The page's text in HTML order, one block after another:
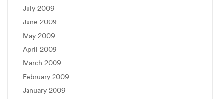
July 2009
June 2009
May 2009
April 2009
March 2009
February 2009
January 2009